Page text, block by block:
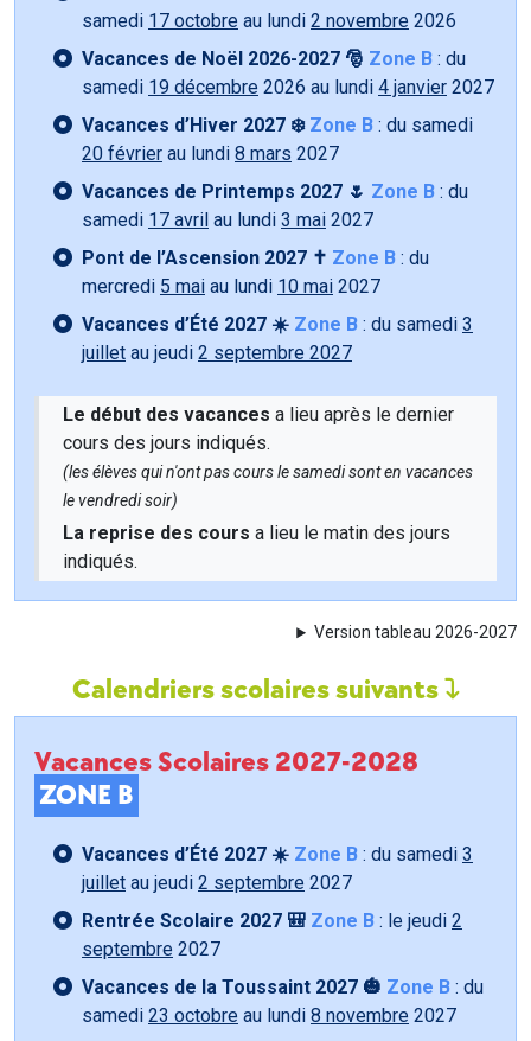
samedi 17 octobre au lundi 2 novembre 2026
Vacances de Noël 2026-2027 🎅 Zone B : du
samedi 19 décembre 2026 au lundi 4 janvier 2027
Vacances d’Hiver 2027 ❄️ Zone B : du samedi
20 février au lundi 8 mars 2027
Vacances de Printemps 2027 🌷 Zone B : du
samedi 17 avril au lundi 3 mai 2027
Pont de l’Ascension 2027 ✝️ Zone B : du
mercredi 5 mai au lundi 10 mai 2027
Vacances d’Été 2027 ☀️ Zone B : du samedi 3
juillet au jeudi 2 septembre 2027
Le début des vacances a lieu après le dernier
cours des jours indiqués.
(les élèves qui n'ont pas cours le samedi sont en vacances
le vendredi soir)
La reprise des cours a lieu le matin des jours
indiqués.
Version tableau 2026-2027
Calendriers scolaires suivants
Vacances Scolaires 2027-2028
ZONE B
Vacances d’Été 2027 ☀️ Zone B : du samedi 3
juillet au jeudi 2 septembre 2027
Rentrée Scolaire 2027 🎒 Zone B : le jeudi 2
septembre 2027
Vacances de la Toussaint 2027 🎃 Zone B : du
samedi 23 octobre au lundi 8 novembre 2027